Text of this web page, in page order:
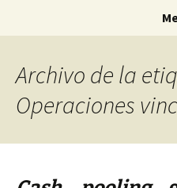
Archivo de la
Operaciones